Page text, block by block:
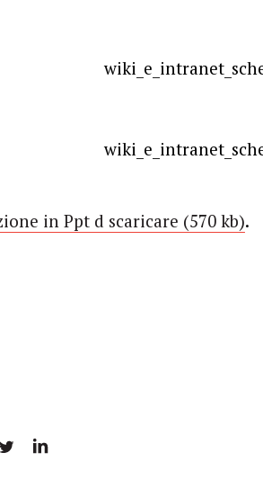
in Ppt d scaricare (570 kb).